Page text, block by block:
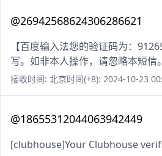
@26942568624306286621
【百度输入法您的验证码为：
写。如非本人操作，请忽略本短信。
接收时间: 北京时间(+8): 2024-10-23
@18655312044063942449
[clubhouse]Your Clubhouse